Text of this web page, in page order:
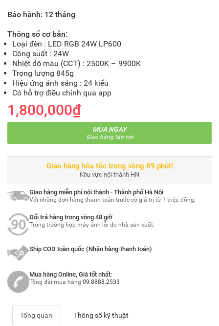
Bảo hành: 12 tháng
Thông số cơ bản:
Loại đèn : LED RGB 24W LP600
Công suất : 24W
Nhiệt độ màu (CCT) : 2500K – 9900K
Trọng lượng 845g
Hiệu ứng ánh sáng : 24 kiểu
Có hỗ trợ điều chỉnh qua app
1,800,000₫
MUA NGAY
Giao hàng tận nơi
Giao hàng hỏa tốc trong vòng 89 phút!
Khu vực nội thành HN
Giao hàng miễn phí nội thành - Thành phố Hà Nội
Với những đơn hàng thanh toán trước có giá trị từ 1 triệu đồng.
Đổi trả hàng trong vòng 48 giờ
Trong trường hợp máy ảnh lỗi do nhà sản xuất.
Ship COD toàn quốc (Nhận hàng-thanh toán)
Mua hàng Online, Giá tốt nhất:
Tổng đài mua hàng 09.8888.2533
Tổng quan Thông số kỹ thuật